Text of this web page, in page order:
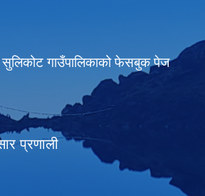
सुलिकोट गाउँपालिकाको फेसबुक पेज
प्रणाली